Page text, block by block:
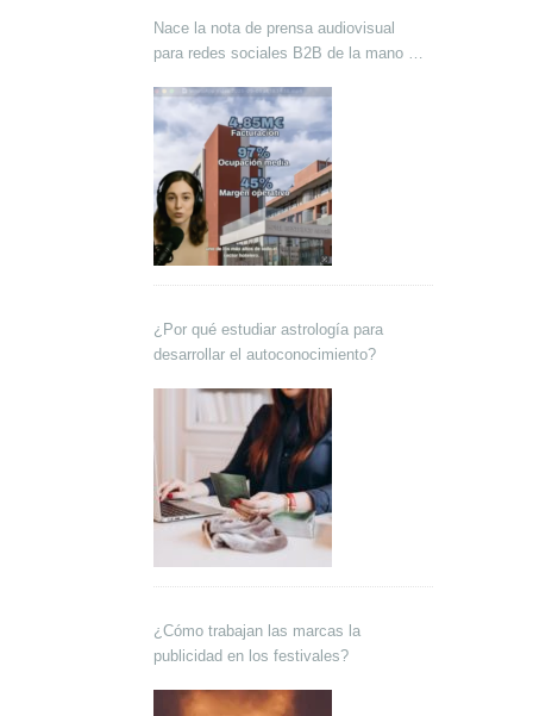
Nace la nota de prensa audiovisual
para redes sociales B2B de la mano de
¿Por qué estudiar astrología para
desarrollar el autoconocimiento?
¿Cómo trabajan las marcas la
publicidad en los festivales?